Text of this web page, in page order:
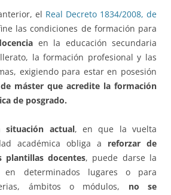
el Real Decreto 1834/2008, de
las condiciones de formación para
en la educación secundaria
la formación profesional y las
exigiendo para estar en posesión
máster que acredite la formación
de posgrado.
situación actual, en que la vuelta
académica obliga a reforzar de
plantillas docentes, puede darse la
determinados lugares o para
ámbitos o módulos, no se